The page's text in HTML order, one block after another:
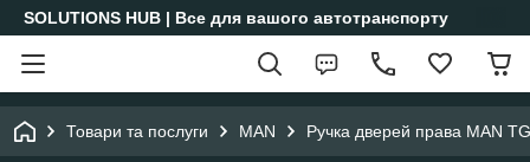
SOLUTIONS HUB | Все для вашого автотранспорту
Товари та послуги MAN Ручка дверей права MAN